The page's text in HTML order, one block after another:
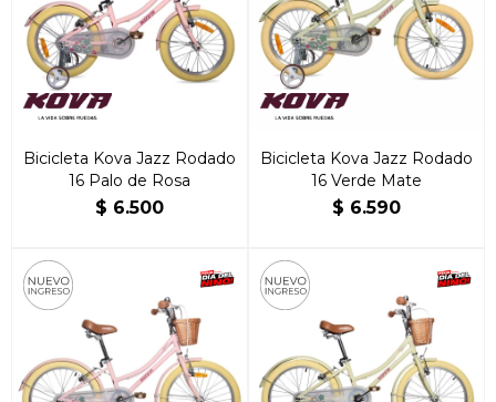
Bicicleta Kova Jazz Rodado
16 Palo de Rosa
$ 6.500
Bicicleta Kova Jazz Rodado
16 Verde Mate
$ 6.590